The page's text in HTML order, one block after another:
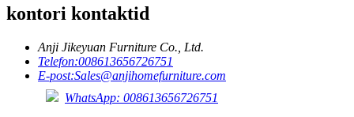
kontori kontaktid
Anji Jikeyuan Furniture Co., Ltd.
Telefon:008613656726751
E-post:Sales@anjihomefurniture.com
WhatsApp: 008613656726751